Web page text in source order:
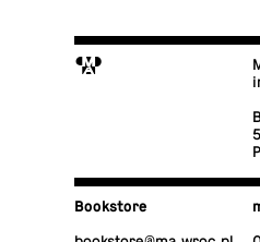
M
Book­store